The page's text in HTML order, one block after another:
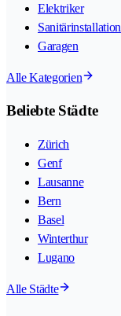
Elektriker
Sanitärinstallation
Garagen
Alle Kategorien
Beliebte Städte
Zürich
Genf
Lausanne
Bern
Basel
Winterthur
Lugano
Alle Städte